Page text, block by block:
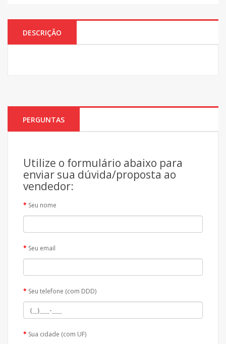
DESCRIÇÃO
PERGUNTAS
Utilize o formulário abaixo para
enviar sua dúvida/proposta ao
vendedor:
Seu nome
Seu email
Seu telefone (com DDD)
Sua cidade (com UF)